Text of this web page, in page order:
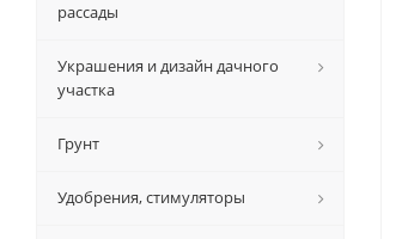
рассады
Украшения и дизайн дачного
участка
Грунт
Удобрения, стимуляторы